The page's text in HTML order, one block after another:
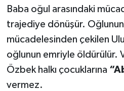
Baba oğul arasındaki
trajediye dönüşür.
mücadelesinden çekilen
oğlunun emriyle öldürülür.
Özbek halkı çocuklarına
vermez.